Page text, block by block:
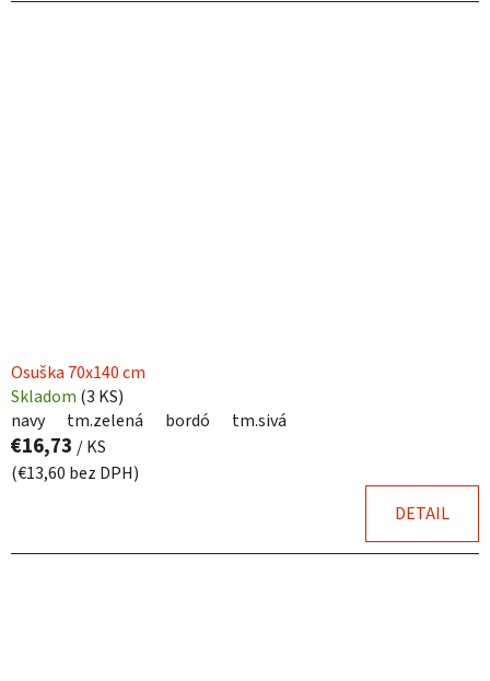
Osuška 70x140 cm
Skladom (3 KS)
navy
tm.zelená bordó tm.sivá
€16,73 / KS
(€13,60 bez DPH)
DETAIL